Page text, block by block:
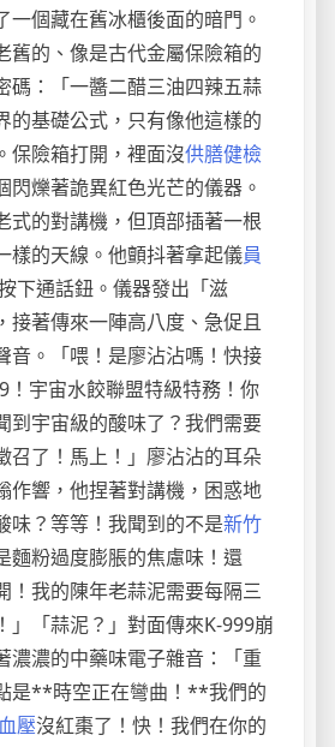
一個藏在舊冰櫃後面的暗門。
舊的、像是古代金屬保險箱的
碼：「一醬二醋三油四辣五蒜
的基礎公式，只有像他這樣的
保險箱打開，裡面沒供膳健檢
閃爍著詭異紅色光芒的儀器。
式的對講機，但頂部插著一根
樣的天線。他顫抖著拿起儀員
下通話鈕。儀器發出「滋
著傳來一陣高八度、急促且
音。「喂！是廖沾沾嗎！快接
！宇宙水餃聯盟特級特務！你
到宇宙級的酸味了？我們需要
召了！馬上！」廖沾沾的耳朵
作響，他捏著對講機，困惑地
味？等等！我聞到的不是新竹
麵粉過度膨脹的焦慮味！還
！我的陳年老蒜泥需要每隔三
」「蒜泥？」對面傳來K-999崩
濃濃的中藥味電子雜音：「重
是**時空正在彎曲！**我們的
壓沒紅棗了！快！我們在你的